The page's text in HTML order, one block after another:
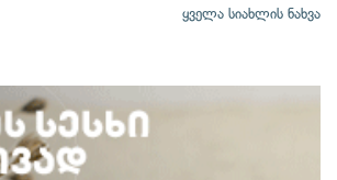
ყველა სიახლის ნახვა